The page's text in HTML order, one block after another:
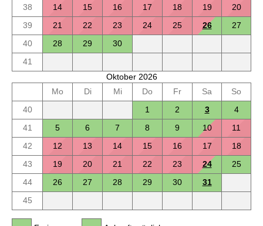
38
14 15 16 17 18 19
20
39
21 22 23 24 25 26
27
40
28 29
30
41
Oktober 2026
Mo
Di Mi Do Fr Sa
So
40
1 2 3
4
41
5 6 7 8 9 10
11
42
12 13 14 15 16 17
18
43
19 20 21 22 23 24
25
44
26 27 28 29 30
31
45